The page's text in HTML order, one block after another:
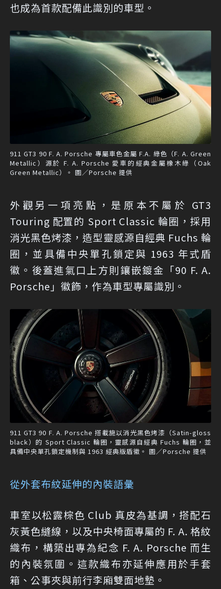
也成為首款配備此識別的車型。
911 GT3 90 F. A. Porsche 專屬車色金屬 F.A. 綠色（F. A. Green
Metallic）源於 F. A. Porsche 愛車的經典金屬橡木綠（Oak
Green Metallic）。 圖／Porsche 提供
外觀另一項亮點，是原本不屬於 GT3
Touring 配置的 Sport Classic 輪圈，採用
消光黑色烤漆，造型靈感源自經典 Fuchs 輪
圈，並具備中央單孔鎖定與 1963 年式盾
徽。後蓋進氣口上方則鑲嵌鍍金「90 F. A.
Porsche」徽飾，作為車型專屬識別。
911 GT3 90 F. A. Porsche 搭載施以消光黑色烤漆（Satin-gloss
black）的 Sport Classic 輪圈，靈感源自經典 Fuchs 輪圈，並
具備中央單孔鎖定機制與 1963 經典版盾徽。 圖／Porsche 提供
從外套布紋延伸的內裝語彙
車室以松露棕色 Club 真皮為基調，搭配石
灰黃色縫線，以及中央椅面專屬的 F. A. 格紋
織布，構築出專為紀念 F. A. Porsche 而生
的內裝氛圍。這款織布亦延伸應用於手套
箱、公事夾與前行李廂雙面地墊。